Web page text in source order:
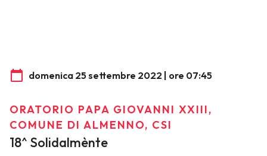
domenica 25 settembre 2022 | ore 07:45
ORATORIO PAPA GIOVANNI XXIII,
COMUNE DI ALMENNO, CSI
18^ Solidalmènte